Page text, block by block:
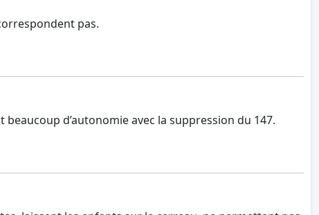
pas.
d’autonomie avec la suppression du 147.